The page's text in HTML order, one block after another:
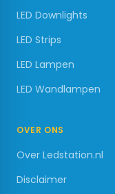
LED Downlights
LED Strips
LED Lampen
LED Wandlampen
OVER ONS
Over Ledstation.nl
Disclaimer